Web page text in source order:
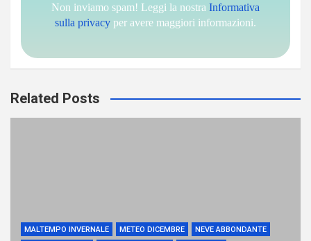
Non inviamo spam! Leggi la nostra Informativa
sulla privacy per avere maggiori informazioni.
Related Posts
MALTEMPO INVERNALE METEO DICEMBRE
NEVE ABBONDANTE